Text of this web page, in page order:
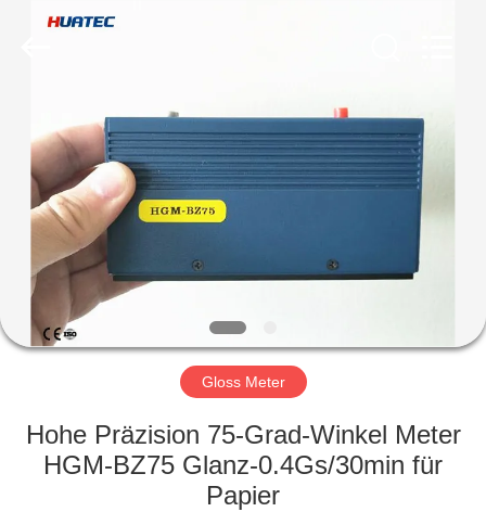
PRODUKTE
ÜBER
UNS
FABRIK-
QUALITÄTSKONTROLLE
CORPORATION.
Gloss Meter
Hohe Präzision 75-Grad-Winkel Meter
HGM-BZ75 Glanz-0.4Gs/30min für
Papier